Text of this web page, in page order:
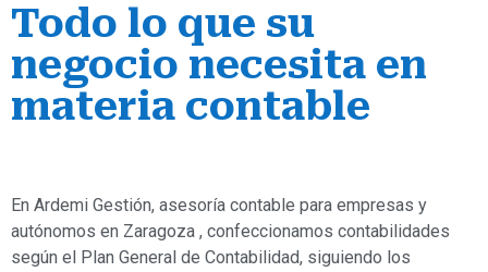
Todo lo que su
negocio necesita en
materia contable
En Ardemi Gestión, asesoría contable para empresas y
autónomos en Zaragoza , confeccionamos contabilidades
según el Plan General de Contabilidad, siguiendo los